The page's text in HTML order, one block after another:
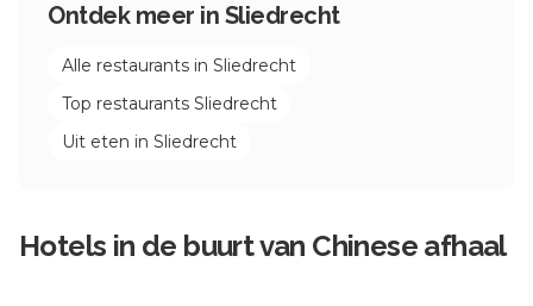
Ontdek meer in Sliedrecht
Alle restaurants in Sliedrecht
Top restaurants Sliedrecht
Uit eten in Sliedrecht
Hotels in de buurt van Chinese afhaal